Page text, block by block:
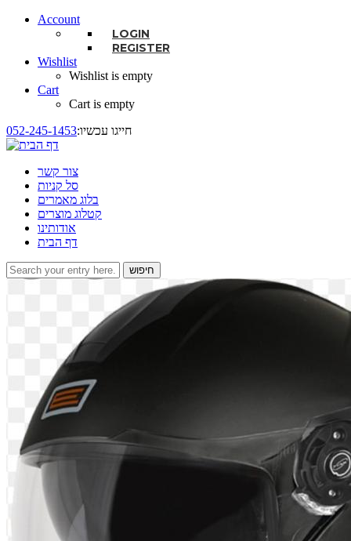
Account
LOGIN
REGISTER
Wishlist
Wishlist is empty
Cart
Cart is empty
052-245-1453 :חייגו עכשיו
צור קשר
סל קניות
בלוג מאמרים
קטלוג מוצרים
אודותינו
דף הבית
חיפוש